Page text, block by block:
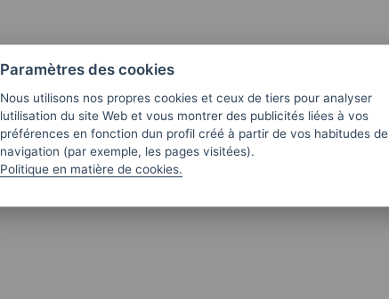
Paramètres des cookies
Nous utilisons nos propres cookies et ceux de tiers pour analyser
lutilisation du site Web et vous montrer des publicités liées à vos
préférences en fonction dun profil créé à partir de vos habitudes de
navigation (par exemple, les pages visitées).
Politique en matière de cookies.